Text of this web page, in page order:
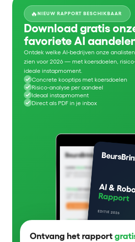
🔥NIEUW RAPPORT BESCHIKBAAR
Download gratis
favoriete AI
Ontdek welke AI-bedrijven onze
zien voor 2026 — met koersdoelen,
ideale instapmoment.
Concrete kooptips met koersdoelen
Risico-analyse per aandeel
Ideaal instapmoment
Direct als PDF in je inbox
Ontvang het rapport